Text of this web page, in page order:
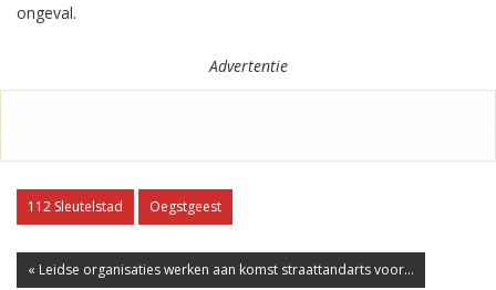
ongeval.
Advertentie
112 Sleutelstad Oegstgeest
« Leidse organisaties werken aan komst straattandarts voor...